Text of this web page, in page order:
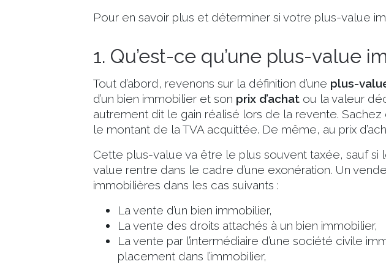
Pour en savoir plus et déterminer si votre plus-value
1. Qu’est-ce qu’une plus-value
Tout d’abord, revenons sur la définition d’une plus-
d’un bien immobilier et son prix d’achat ou la valeur
autrement dit le gain réalisé lors de la revente. Sachez
le montant de la TVA acquittée. De même, au prix
Cette plus-value va être le plus souvent taxée, sauf
value rentre dans le cadre d’une exonération. Un
immobilières dans les cas suivants :
La vente d’un bien immobilier,
La vente des droits attachés à un bien immobilier,
La vente par l’intermédiaire d’une société civile
placement dans l’immobilier,